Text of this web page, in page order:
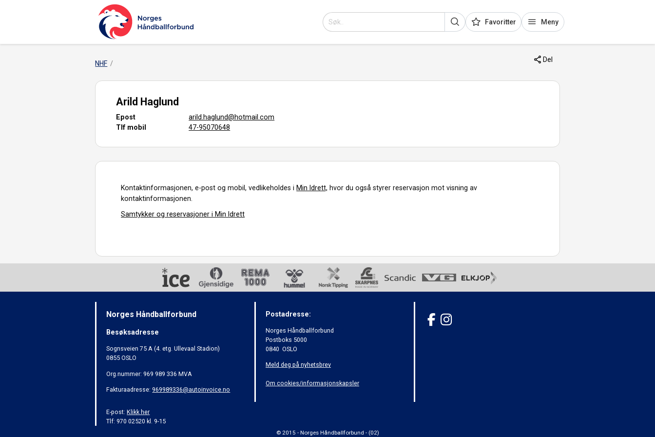
Favoritter Meny
NHF Del
Arild Haglund
Epost
arild.haglund@hotmail.com
Tlf mobil
47-95070648
Kontaktinformasjonen, e-post og mobil, vedlikeholdes i Min Idrett, hvor du også styrer reservasjon mot visning av
kontaktinformasjonen.
Samtykker og reservasjoner i Min Idrett
Norges Håndballforbund
Besøksadresse
Sognsveien 75 A (4. etg. Ullevaal Stadion)
0855 OSLO
Org.nummer: 969 989 336 MVA
Fakturaadresse:969989336@autoinvoice.no
E-post:Klikk her
Tlf: 970 02520 kl. 9-15
Postadresse:
Norges Håndballforbund
Postboks 5000
0840 OSLO
Meld deg på nyhetsbrev
Om cookies/informasjonskapsler
© 2015 - Norges Håndballforbund - (02)